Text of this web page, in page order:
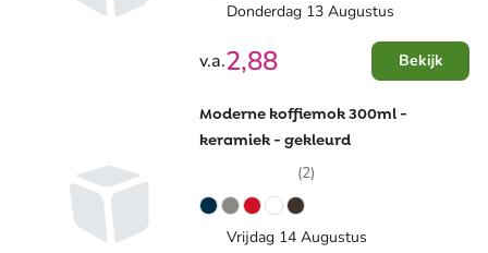
Donderdag 13 Augustus
v.a.2,88 Bekijk
Moderne koffiemok 300ml -
keramiek - gekleurd
(2)
Vrijdag 14 Augustus